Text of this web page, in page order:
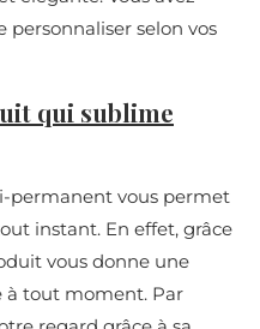
selon vos
qui sublime
permanent vous permet
instant. En effet, grâce
vous donne une
tout moment. Par